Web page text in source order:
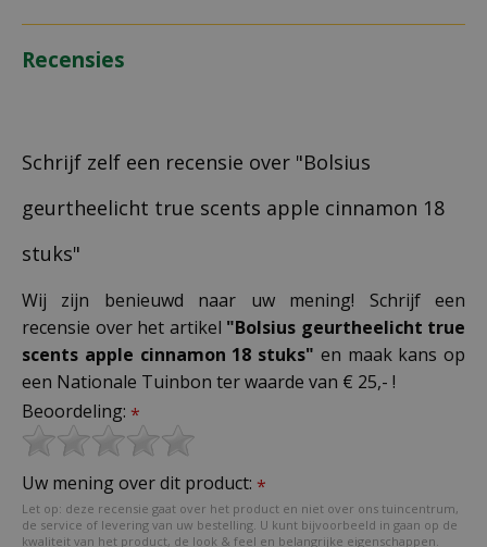
Recensies
Schrijf zelf een recensie over "Bolsius
geurtheelicht true scents apple cinnamon 18
stuks"
Wij zijn benieuwd naar uw mening! Schrijf een
recensie over het artikel "Bolsius geurtheelicht true
scents apple cinnamon 18 stuks" en maak kans op
een Nationale Tuinbon ter waarde van € 25,- !
Beoordeling: *
Uw mening over dit product: *
Let op: deze recensie gaat over het product en niet over ons tuincentrum,
de service of levering van uw bestelling. U kunt bijvoorbeeld in gaan op de
kwaliteit van het product, de look & feel en belangrijke eigenschappen.